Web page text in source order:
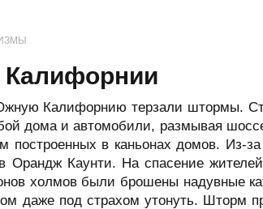
Калифорнию терзали штормы.
дома и автомобили, размывая
построенных в каньонах домов. Из-
Орандж Каунти. На спасение
холмов были брошены надувные
даже под страхом утонуть. Шторм